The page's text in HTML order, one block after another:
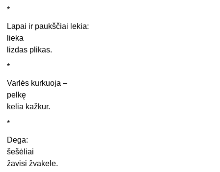
*
Lapai ir paukščiai lekia:
lieka
lizdas plikas.
*
Varlės kurkuoja –
pelkę
kelia kažkur.
*
Dega:
šešėliai
žavisi žvakele.